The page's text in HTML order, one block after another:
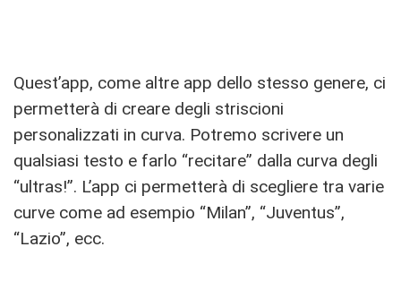
Quest’app, come altre app dello stesso genere, ci
permetterà di creare degli striscioni
personalizzati in curva. Potremo scrivere un
qualsiasi testo e farlo “recitare” dalla curva degli
“ultras!”. L’app ci permetterà di scegliere tra varie
curve come ad esempio “Milan”, “Juventus”,
“Lazio”, ecc.